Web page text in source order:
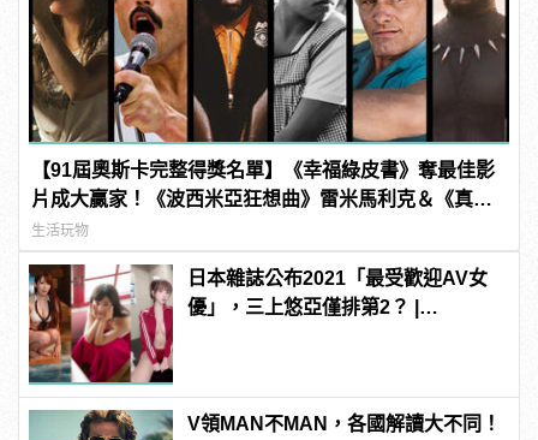
【91屆奧斯卡完整得獎名單】《幸福綠皮書》奪最佳影
片成大贏家！《波西米亞狂想曲》雷米馬利克＆《真
寵》奧莉薇亞柯爾曼封影帝影后！
生活玩物
日本雜誌公布2021「最受歡迎AV女
優」，三上悠亞僅排第2？ |
V領MAN不MAN，各國解讀大不同！